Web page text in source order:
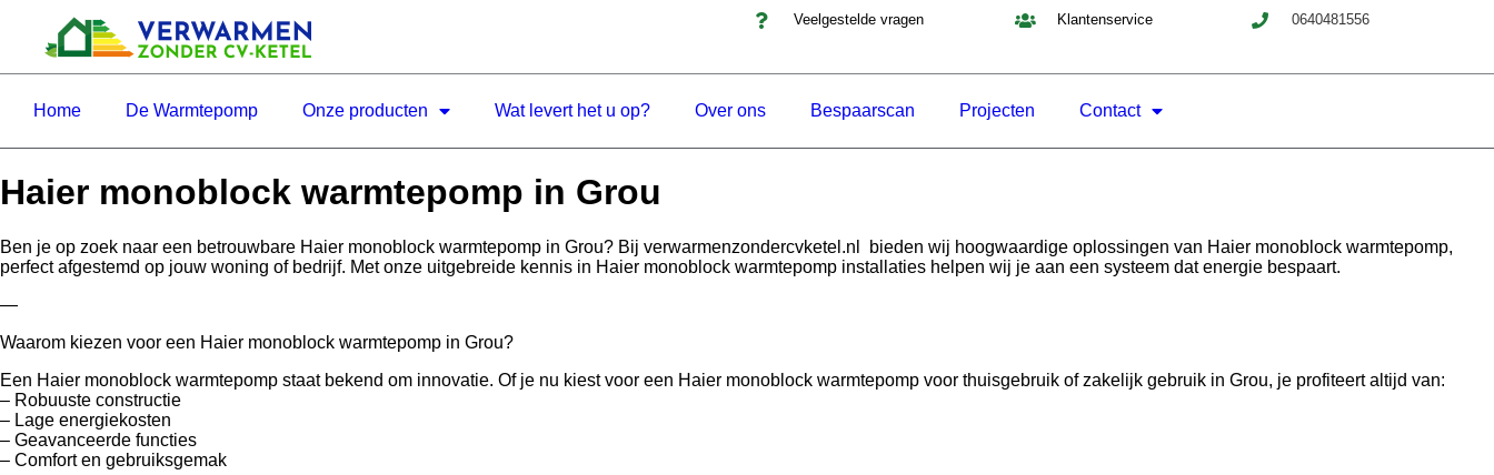
Veelgestelde vragen Klantenservice 0640481556
Home De Warmtepomp Onze producten Wat levert het u op? Over ons Bespaarscan Projecten Contact
Haier monoblock warmtepomp in Grou
Ben je op zoek naar een betrouwbare Haier monoblock warmtepomp in Grou? Bij verwarmenzondercvketel.nl bieden wij hoogwaardige oplossingen van Haier monoblock warmtepomp,
perfect afgestemd op jouw woning of bedrijf. Met onze uitgebreide kennis in Haier monoblock warmtepomp installaties helpen wij je aan een systeem dat energie bespaart.
—
Waarom kiezen voor een Haier monoblock warmtepomp in Grou?
Een Haier monoblock warmtepomp staat bekend om innovatie. Of je nu kiest voor een Haier monoblock warmtepomp voor thuisgebruik of zakelijk gebruik in Grou, je profiteert altijd van:
– Robuuste constructie
– Lage energiekosten
– Geavanceerde functies
– Comfort en gebruiksgemak